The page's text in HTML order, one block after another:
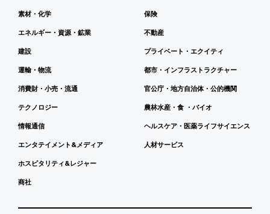
素材・化学
エネルギー・資源・鉱業
建設
運輸・物流
消費財・小売・流通
テクノロジー
情報通信
エンタテイメント&メディア
ホスピタリティ&レジャー
商社
保険
不動産
プライベート・エクイティ
都市・インフラストラクチャー
官公庁・地方自治体・公的機関
農林水産・食 ・バイオ
ヘルスケア・医薬ライフサイエンス
人材サービス